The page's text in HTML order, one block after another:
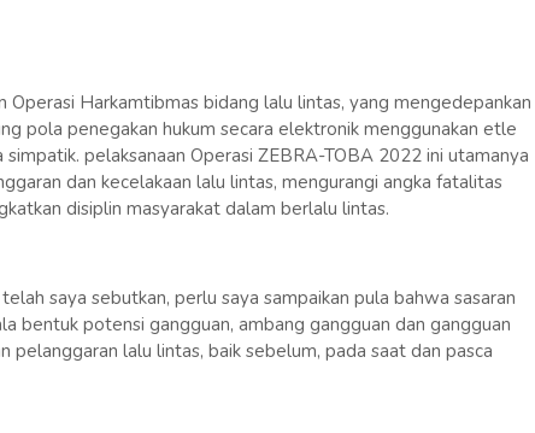
Operasi Harkamtibmas bidang lalu lintas, yang mengedepankan
pola penegakan hukum secara elektronik menggunakan etle
pelaksanaan Operasi ZEBRA-TOBA 2022 ini utamanya
dan kecelakaan lalu lintas, mengurangi angka fatalitas
disiplin masyarakat dalam berlalu lintas.
saya sebutkan, perlu saya sampaikan pula bahwa sasaran
bentuk potensi gangguan, ambang gangguan dan gangguan
pelanggaran lalu lintas, baik sebelum, pada saat dan pasca